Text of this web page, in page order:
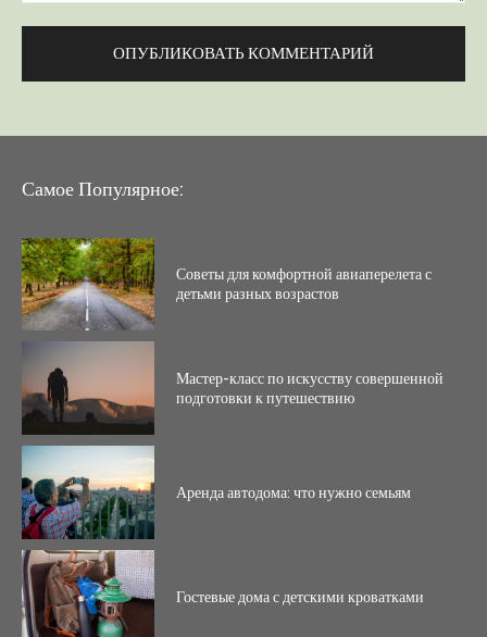
Самое Популярное:
Советы для комфортной авиаперелета с
детьми разных возрастов
Мастер-класс по искусству совершенной
подготовки к путешествию
Аренда автодома: что нужно семьям
Гостевые дома с детскими кроватками